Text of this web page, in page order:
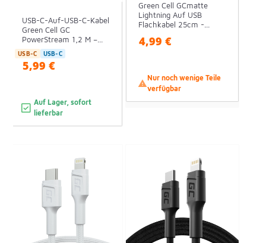
USB-C-Auf-USB-C-Kabel
Green Cell GC
PowerStream 1,2 M –...
USB-C USB-C
5,99 €
Auf Lager, sofort
lieferbar
Green Cell GCmatte
Lightning Auf USB
Flachkabel 25cm -...
4,99 €

Nur noch wenige Teile
verfügbar